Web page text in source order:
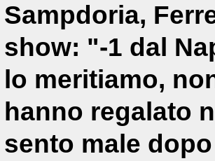
Sampdoria,
show: "-1 dal
lo meritiamo,
hanno regalato
sento male